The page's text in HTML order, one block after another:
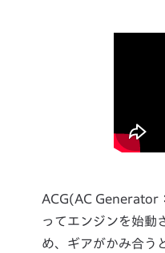
ACG(AC Generator
ってエンジンを始動
め、ギアがかみ合う